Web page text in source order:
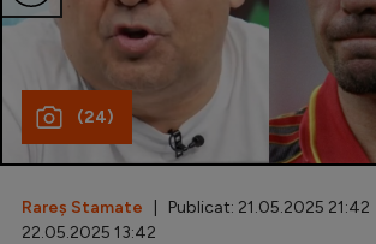
Fotbal feminin
Special
Diverse
Inedit
Clasamente
(24)
Rareș Stamate | Publicat: 21.05.2025
22.05.2025 13:42